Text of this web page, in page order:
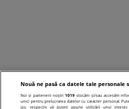
Nouă ne pasă ca datele tale personale
Noi și partenerii noștri1019 stocăm și/sau accesăm
unici pentru prelucrarea datelor cu caracter personal.
jos, respectiv vă puteți opune utilizării unui